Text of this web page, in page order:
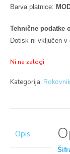
Barva platnice:
Tehnične podatke
Dotisk ni vključen v
Ni na zalogi
Kategorija:
Opis